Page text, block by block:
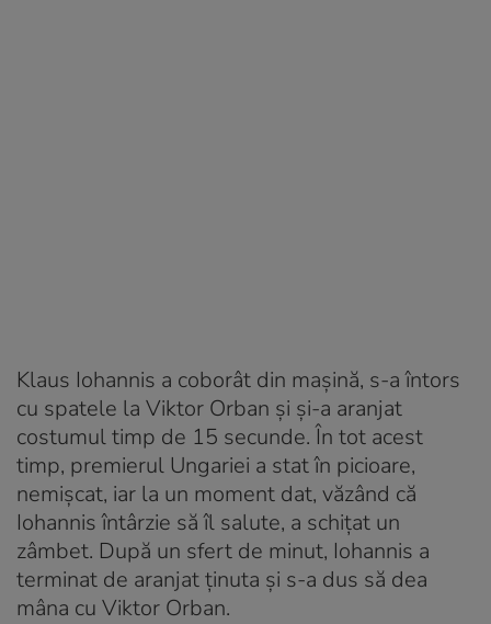
Klaus Iohannis a coborât din mașină, s-a întors
cu spatele la Viktor Orban și și-a aranjat
costumul timp de 15 secunde. În tot acest
timp, premierul Ungariei a stat în picioare,
nemișcat, iar la un moment dat, văzând că
Iohannis întârzie să îl salute, a schițat un
zâmbet. După un sfert de minut, Iohannis a
terminat de aranjat ținuta și s-a dus să dea
mâna cu Viktor Orban.